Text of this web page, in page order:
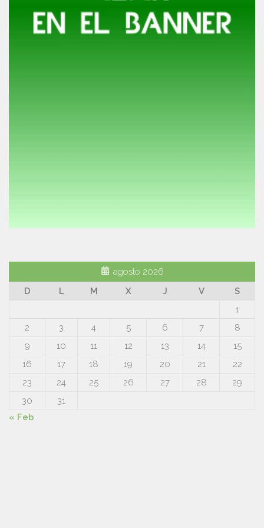
agosto 2026
D
L M X J V
S
1
2
3 4 5 6 7
8
9
10 11 12 13 14
15
16
17 18 19 20 21
22
23
24 25 26 27 28
29
30
31
« Feb